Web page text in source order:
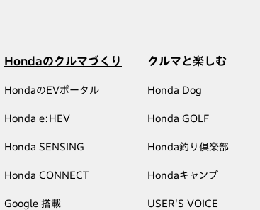
Hondaのクルマづくり
HondaのEVポータル
Honda e:HEV
Honda SENSING
Honda CONNECT
Google 搭載
クルマと楽しむ
Honda Dog
Honda GOLF
Honda釣り倶楽部
Hondaキャンプ
USER'S VOICE